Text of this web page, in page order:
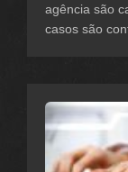
agência são
casos são